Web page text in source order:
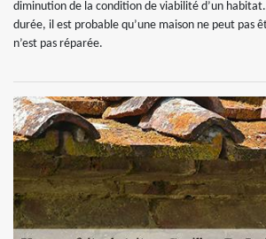
diminution de la condition de viabilité d’un
durée, il est probable qu’une maison ne peut pas
n’est pas réparée.